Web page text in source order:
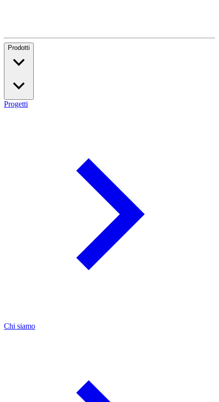
Prodotti
Progetti
Chi siamo